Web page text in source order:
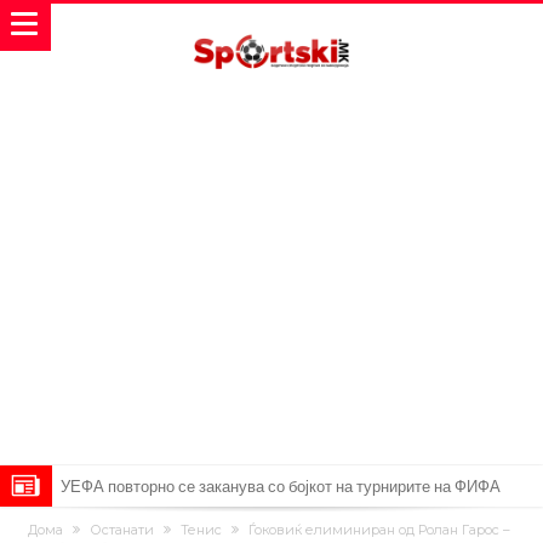
УЕФА повторно се заканува со бојкот на турнирите на ФИФА
поради Инфантино
Мурињо бесен поради одлуката на Реал: Протекоа детали од
Дома Останати Тенис
Ѓоковиќ елиминиран од Ролан Гарос –